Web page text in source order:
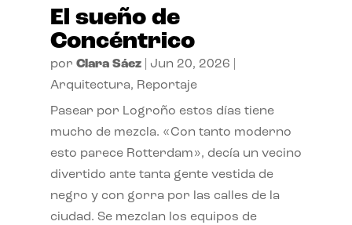
El sueño de
Concéntrico
por Clara Sáez| Jun 20, 2026
Arquitectura, Reportaje
Pasear por Logroño estos días tiene
mucho de mezcla. «Con tanto moderno
esto parece Rotterdam», decía un vecino
divertido ante tanta gente vestida de
negro y con gorra por las calles de la
ciudad. Se mezclan los equipos de